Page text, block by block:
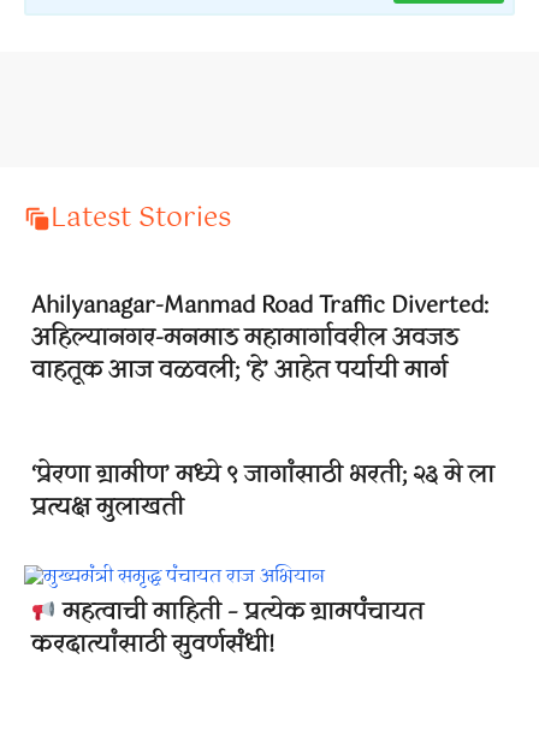
Latest Stories
Ahilyanagar-Manmad Road Traffic Diverted:
अहिल्यानगर-मनमाड महामार्गावरील अवजड
वाहतूक आज वळवली; ‘हे’ आहेत पर्यायी मार्ग
‘प्रेरणा ग्रामीण’ मध्ये ९ जागांसाठी भरती; २३ मे ला
प्रत्यक्ष मुलाखती
महत्वाची माहिती – प्रत्येक ग्रामपंचायत
करदात्यांसाठी सुवर्णसंधी!